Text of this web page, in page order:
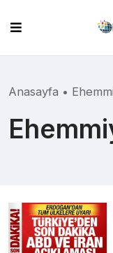
content
Anasayfa •